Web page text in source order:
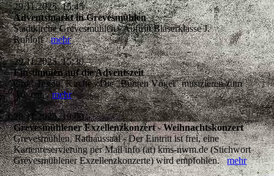
29.11.2025, 15:45
Adventsmarkt in Grevesmühlen
Stadtkirche Grevesmühlen - Auftritt Bläserklasse J.
Rohloffmehr
29.11.2025, 15:30
Einstimmen auf die Adventszeit
Groß Tessin, Kirche - Die "Bunten Vögel" musizieren zum
Advent.mehr
28.11.2025, 19:00
Grevesmühlener Exzellenzkonzert - Weihnachtskonzert
Grevesmühlen, Rathaussaal - Der Eintritt ist frei, eine
Kartenreservierung per Mail info (at) kms-nwm.de (Stichwort
Grevesmühlener Exzellenzkonzerte) wird empfohlen.mehr